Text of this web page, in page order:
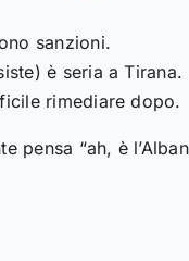
sanzioni.
è seria a Tirana.
rimediare dopo.
pensa “ah, è